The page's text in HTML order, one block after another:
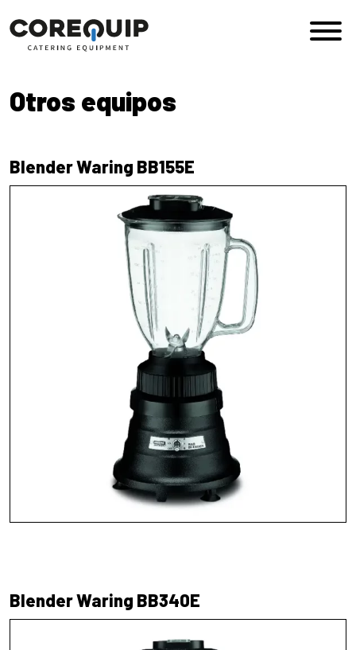
Navegación principal
Otros equipos
Blender Waring BB155E
Blender Waring BB340E